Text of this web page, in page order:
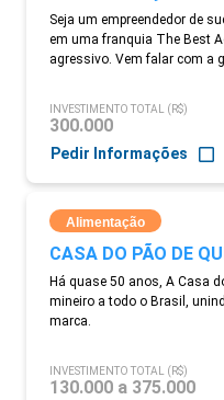
Seja um empreendedor de
em uma franquia The Best
agressivo. Vem falar com a
INVESTIMENTO TOTAL (R$)
300.000
Pedir Informações
Alimentação
CASA DO PÃO DE
Há quase 50 anos, A Casa
mineiro a todo o Brasil,
marca.
INVESTIMENTO TOTAL (R$)
130.000 a 375.000